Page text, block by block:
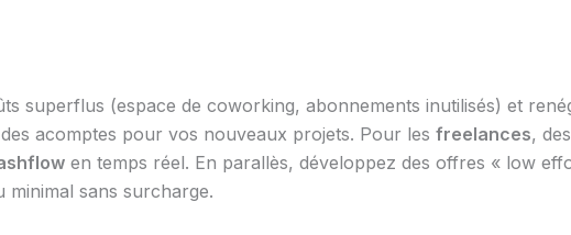
superflus (espace de coworking, abonnements inutilisés) et
acomptes pour vos nouveaux projets. Pour les freelances,
en temps réel. En parallès, développez des offres « low
sans surcharge.